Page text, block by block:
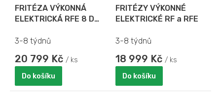
FRITÉZA VÝKONNÁ
ELEKTRICKÁ RFE 8 D
VÝPUSTNÝM VENTILEM
3-8 týdnů
20 799 Kč / ks
Do košíku
FRITÉZY VÝKONNÉ
ELEKTRICKÉ RF a RFE
3-8 týdnů
18 999 Kč / ks
Do košíku